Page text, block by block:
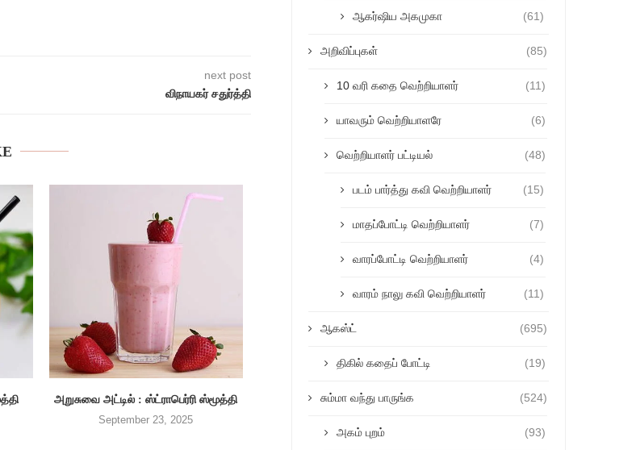
next post
விநாயகர் சதுர்த்தி
அறுசுவை அட்டில் : ஸ்ட்ராபெர்ரி ஸ்மூத்தி
September 23, 2025
ஆகர்ஷிய அகமுகா (61)
அறிவிப்புகள் (85)
10 வரி கதை வெற்றியாளர் (11)
யாவரும் வெற்றியாளரே (6)
வெற்றியாளர் பட்டியல் (48)
படம் பார்த்து கவி வெற்றியாளர் (15)
மாதப்போட்டி வெற்றியாளர் (7)
வாரப்போட்டி வெற்றியாளர் (4)
வாரம் நாலு கவி வெற்றியாளர் (11)
ஆகஸ்ட் (695)
திகில் கதைப் போட்டி (19)
சும்மா வந்து பாருங்க (524)
அகம் புறம் (93)